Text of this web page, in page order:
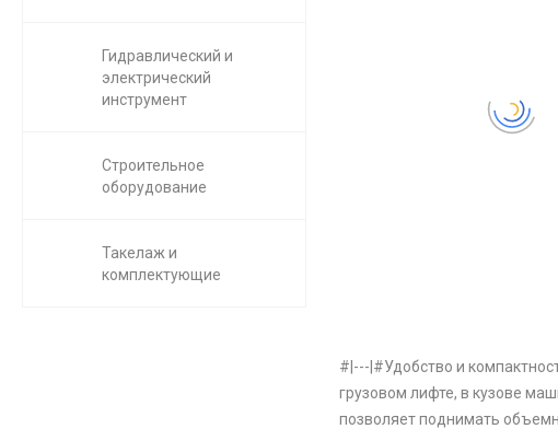
Гидравлический и
электрический
инструмент
Строительное
оборудование
Такелаж и
комплектующие
#|---|#Удобство и
грузовом лифте, в кузове
позволяет поднимать